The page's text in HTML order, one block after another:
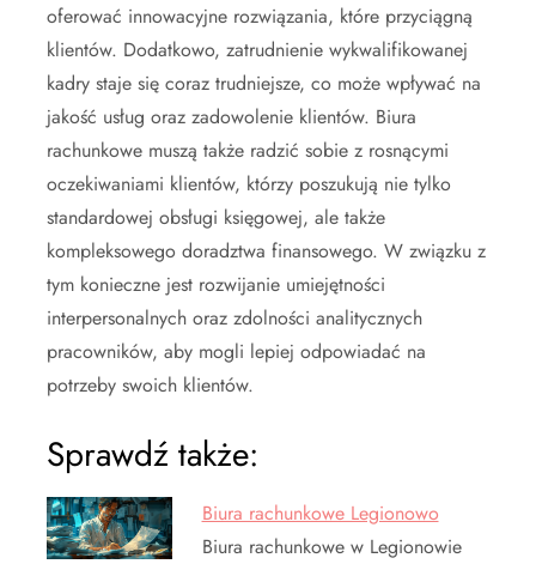
oferować innowacyjne rozwiązania, które przyciągną
klientów. Dodatkowo, zatrudnienie wykwalifikowanej
kadry staje się coraz trudniejsze, co może wpływać na
jakość usług oraz zadowolenie klientów. Biura
rachunkowe muszą także radzić sobie z rosnącymi
oczekiwaniami klientów, którzy poszukują nie tylko
standardowej obsługi księgowej, ale także
kompleksowego doradztwa finansowego. W związku z
tym konieczne jest rozwijanie umiejętności
interpersonalnych oraz zdolności analitycznych
pracowników, aby mogli lepiej odpowiadać na
potrzeby swoich klientów.
Sprawdź także:
Biura rachunkowe Legionowo
Biura rachunkowe w Legionowie